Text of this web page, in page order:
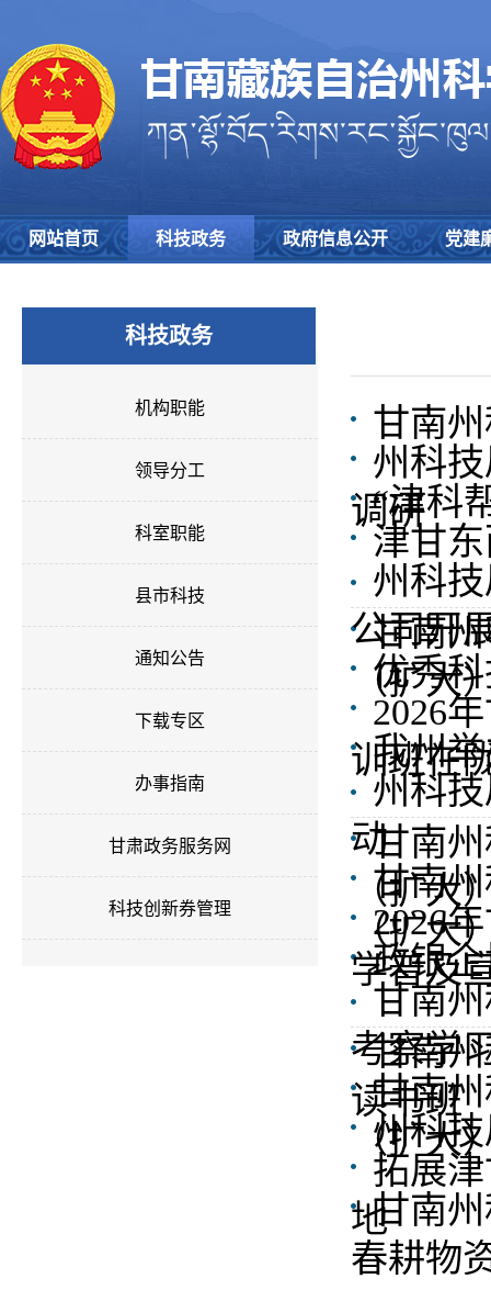
网站首页 科技政务 政府信息公开 党建
科技政务
机构职能
领导分工
科室职能
县市科技
通知公告
下载专区
办事指南
甘肃政务服务网
科技创新券管理
甘南
州科
调研
“津科
津甘
州科
公司开
甘南
（扩大
优秀
2026
训班在
我州
州科
动甘南
（扩大
甘南
（扩大
2026
学普及
政银
甘南
考察学
甘南
读书班
甘南
（扩大
州科
拓展
地甘南
春耕物